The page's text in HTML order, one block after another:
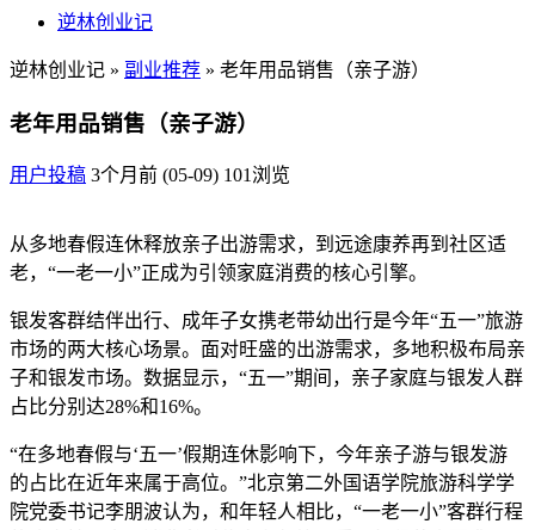
逆林创业记
逆林创业记 » 副业推荐 » 老年用品销售（亲子游）
老年用品销售（亲子游）
用户投稿 3个月前 (05-09) 101浏览
从多地春假连休释放亲子出游需求，到远途康养再到社区适
老，“一老一小”正成为引领家庭消费的核心引擎。
银发客群结伴出行、成年子女携老带幼出行是今年“五一”旅游
市场的两大核心场景。面对旺盛的出游需求，多地积极布局亲
子和银发市场。数据显示，“五一”期间，亲子家庭与银发人群
占比分别达28%和16%。
“在多地春假与‘五一’假期连休影响下，今年亲子游与银发游
的占比在近年来属于高位。”北京第二外国语学院旅游科学学
院党委书记李朋波认为，和年轻人相比，“一老一小”客群行程